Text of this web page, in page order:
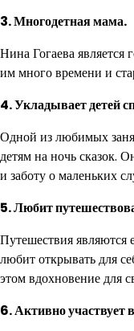
3. Многодетная мама.
Нина Гогаева является
им много времени и
4. Укладывает детей
Одной из любимых
детям на ночь сказок.
и заботу о маленьких
5. Любит
Путешествия
любит открывать для
этом вдохновение для
6. Активно участвует